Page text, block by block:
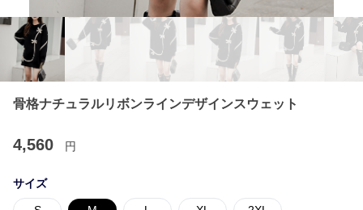
骨格ナチュラルリボンラインデザインスウェット
4,560 円
サイズ